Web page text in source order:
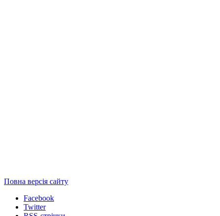
Повна версія сайту
Facebook
Twitter